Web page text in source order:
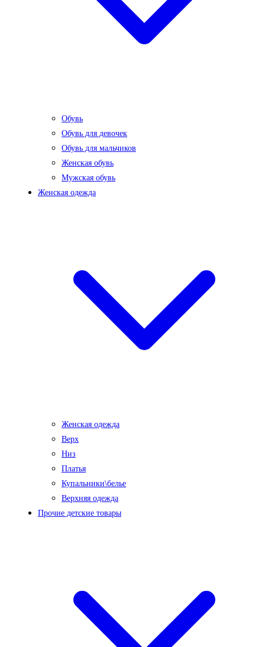
Обувь
Обувь для девочек
Обувь для мальчиков
Женская обувь
Мужская обувь
Женская одежда
Женская одежда
Верх
Низ
Платья
Купальники\белье
Верхняя одежда
Прочие детские товары